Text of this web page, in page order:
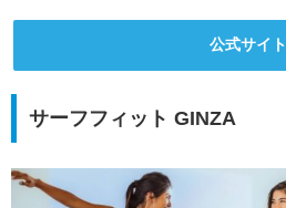
公式サイト
サーフフィット GINZA